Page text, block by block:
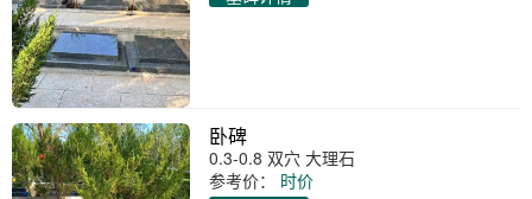
卧碑
0.3-0.8 双穴 大理石
参考价：
时价